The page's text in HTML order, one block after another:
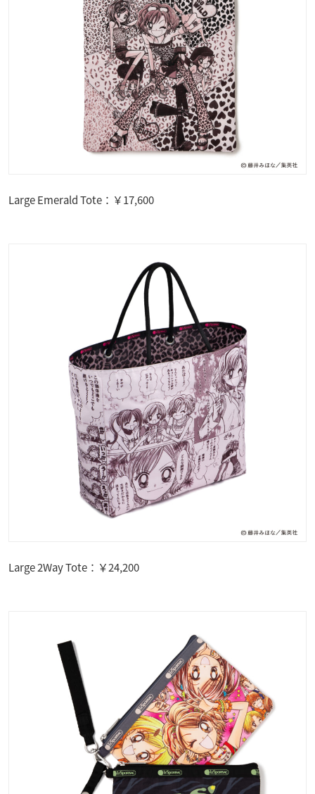
Large Emerald Tote：￥17,600
Large 2Way Tote：￥24,200